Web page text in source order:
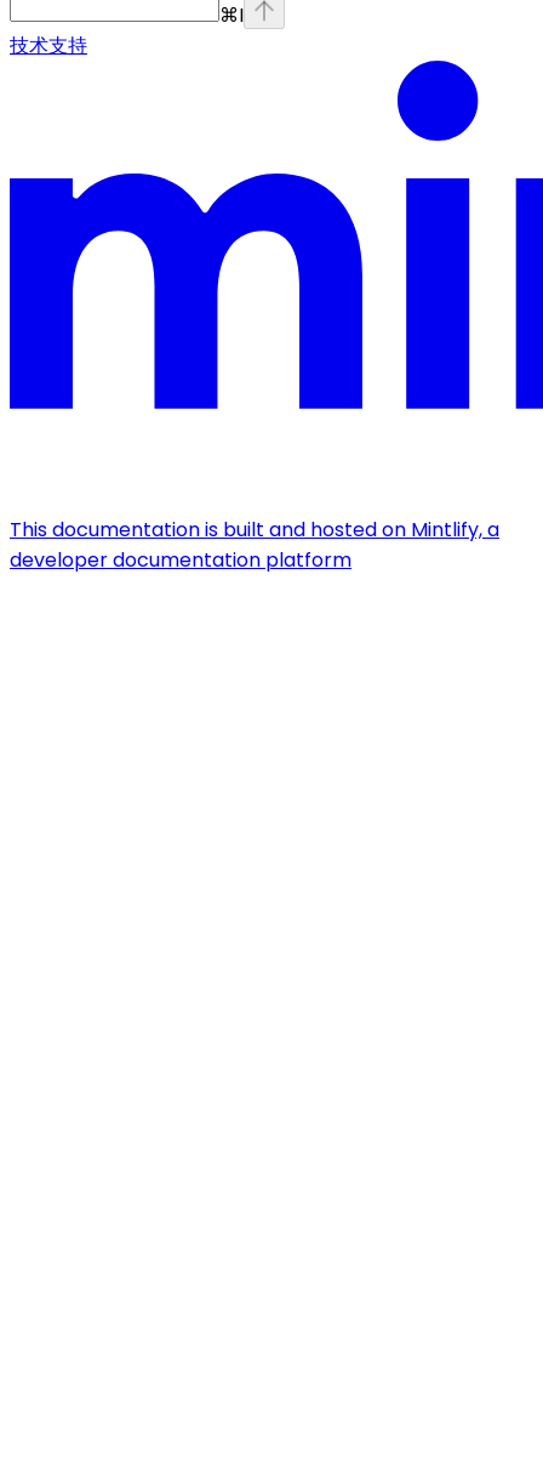
⌘I
技术支持
This documentation is built and hosted on Mintlify, a
developer documentation platform